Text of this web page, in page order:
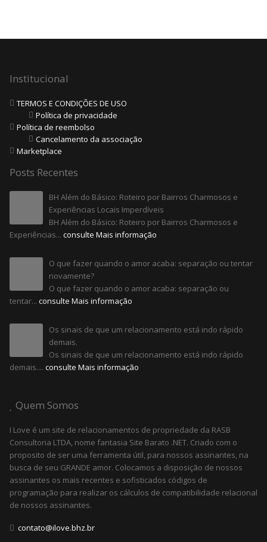
Institucional
TERMOS E CONDIÇÕES DE USO
Política de privacidade
Política de reembolso
Cancelamento da associação
Marketplace
Posts Recentes
BH Além do Básico: Roteiro por Bairros Charmosos e
Experiências Locais Imperdíveis
BH Além do Básico: Roteiro por Bairros Charmosos e
Experiências... consulte Mais informação
O que fazer quando o amor acaba: separação ou tentar
novamente?
O que fazer quando o amor acaba: separação ou
tentar... consulte Mais informação
Os sinais de que um relacionamento está indo rápido
demais.
Os sinais de que um relacionamento está indo rápido
demais.... consulte Mais informação
Quem Somos
I Love é um site de relacionamentos de propriedade da RASB
Consultoria LTDA, nome fantasia Site Barato .NET. Criado com o
proposito de ser uma ferramenta útil, para nossos assinantes, na
busca de seu GRANDE amor. Colocamos a disposição de nossos
assinantes os mais recentes e sofisticados códigos de
programação para realizar os cálculos de compatibilidade relacional
de nossos assinantes.
contato@ilove.bhz.br